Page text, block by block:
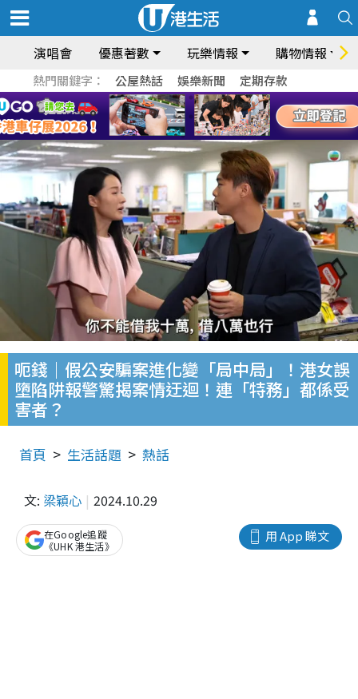
演唱會 優惠著數 玩樂情報 購物情報
熱門關鍵字： 公屋熱話 娛樂新聞 定期存款
呃錢｜假公安騙案進化變「局中局」！港女誤
墮陷阱報警驚揭案情迂迴！連「特務」都係受
害者？
首頁 生活話題 熱話
文: 梁穎心 2024.10.29
用 App 睇文
在Google追蹤
《UHK 港生活》